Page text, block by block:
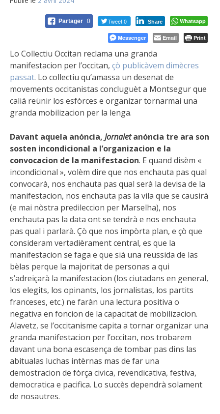
Partager 0 Tweet 0 Share Whatsapp
Messenger Email Print
Lo Collectiu Occitan reclama una granda
manifestacion per l’occitan, çò publicàvem dimècres
passat. Lo collectiu qu’amassa un desenat de
movements occitanistas concluguèt a Montsegur que
caliá reünir los esfòrces e organizar tornarmai una
granda mobilizacion per la lenga.
Davant aquela anóncia, Jornaletanóncia tre ara son
sosten incondicional a l’organizacion e la
convocacion de la manifestacion. E quand disèm «
incondicional », volèm dire que nos enchauta pas qual
convocarà, nos enchauta pas qual serà la devisa de la
manifestacion, nos enchauta pas la vila que se causirà
(e mai nòstra predileccion per Marselha), nos
enchauta pas la data ont se tendrà e nos enchauta
pas qual i parlarà. Çò que nos impòrta plan, e çò que
consideram vertadièrament central, es que la
manifestacion se faga e que siá una reüssida de las
bèlas perque la majoritat de personas a qui
s’adreiçarà la manifestacion (los ciutadans en general,
los elegits, los opinants, los jornalistas, los partits
franceses, etc.) ne faràn una lectura positiva o
negativa en foncion de la capacitat de mobilizacion.
Alavetz, se l’occitanisme capita a tornar organizar una
granda manifestacion per l’occitan, nos trobarem
davant una bona escasença de tombar pas dins las
abitualas luchas intèrnas mas de far una
demostracion de fòrça civica, revendicativa, festiva,
democratica e pacifica. Lo succès dependrà solament
de nosautres.